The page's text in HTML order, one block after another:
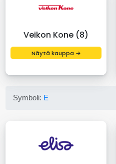
Veikon Kone (8)
Näytä kauppa →
Symboli: E